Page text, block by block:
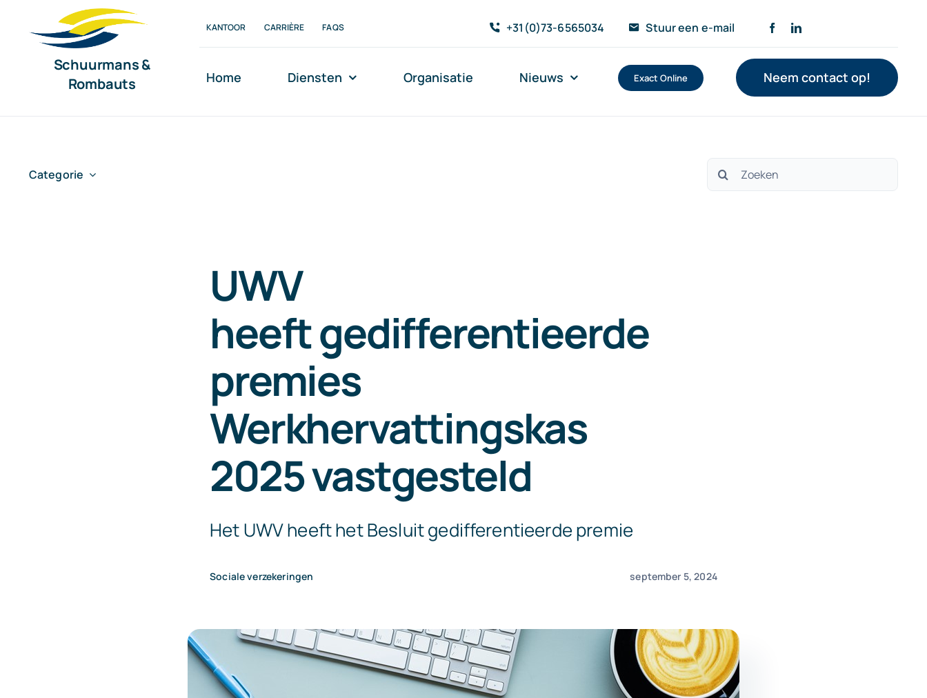
Schuurmans &
Rombauts
KANTOOR CARRIÈRE FAQS +31(0)73-6565034 Stuur een e-mail
Home Diensten Organisatie Nieuws Exact Online Neem contact op!
Categorie
Zoeken
UWV
heeft gedifferentieerde
premies
Werkhervattingskas
2025 vastgesteld
Het UWV heeft het Besluit gedifferentieerde premie
Sociale verzekeringen september 5, 2024